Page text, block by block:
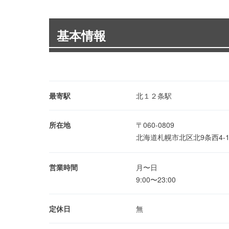
基本情報
最寄駅 北１２条駅
所在地
〒060-0809
北海道札幌市北区北9条西4-
営業時間
月〜日
9:00〜23:00
定休日 無